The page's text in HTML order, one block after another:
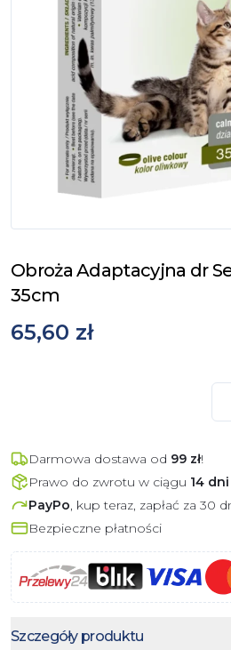
Obroża Adaptacyjna dr
35cm
65,60 zł
Darmowa dostawa od 99 zł!
Prawo do zwrotu w ciągu 14 dni
PayPo , kup teraz, zapłać za 30
Bezpieczne płatności
Szczegóły produktu